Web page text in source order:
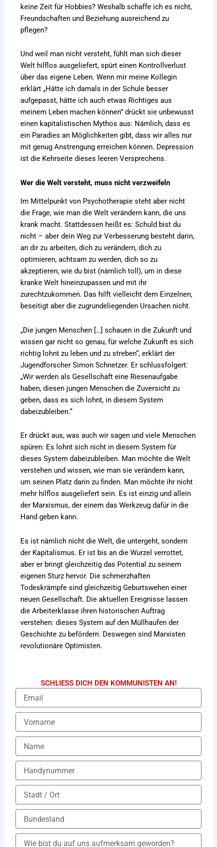
keine Zeit für Hobbies? Weshalb schaffe ich es nicht,
Freundschaften und Beziehung ausreichend zu
pflegen?
Und weil man nicht versteht, fühlt man sich dieser
Welt hilflos ausgeliefert, spürt einen Kontrollverlust
über das eigene Leben. Wenn mir meine Kollegin
erklärt „Hätte ich damals in der Schule besser
aufgepasst, hätte ich auch etwas Richtiges aus
meinem Leben machen können” drückt sie unbewusst
einen kapitalistischen Mythos aus: Nämlich, dass es
ein Paradies an Möglichkeiten gibt, dass wir alles nur
mit genug Anstrengung erreichen können. Depression
ist die Kehrseite dieses leeren Versprechens.
Wer die Welt versteht, muss nicht verzweifeln
Im Mittelpunkt von Psychotherapie steht aber nicht
die Frage, wie man die Welt verändern kann, die uns
krank macht. Stattdessen heißt es: Schuld bist du
nicht – aber dein Weg zur Verbesserung besteht darin,
an dir zu arbeiten, dich zu verändern, dich zu
optimieren, achtsam zu werden, dich so zu
akzeptieren, wie du bist (nämlich toll), um in diese
kranke Welt hineinzupassen und mit ihr
zurechtzukommen. Das hilft vielleicht dem Einzelnen,
beseitigt aber die zugrundeliegenden Ursachen nicht.
„Die jungen Menschen […] schauen in die Zukunft und
wissen gar nicht so genau, für welche Zukunft es sich
richtig lohnt zu leben und zu streben“, erklärt der
Jugendforscher Simon Schnetzer. Er schlussfolgert:
„Wir werden als Gesellschaft eine Riesenaufgabe
haben, diesen jungen Menschen die Zuversicht zu
geben, dass es sich lohnt, in diesem System
dabeizubleiben.“
Er drückt aus, was auch wir sagen und viele Menschen
spüren: Es lohnt sich nicht in diesem System für
dieses System dabeizubleiben. Man möchte die Welt
verstehen und wissen, wie man sie verändern kann,
um seinen Platz darin zu finden. Man möchte ihr nicht
mehr hilflos ausgeliefert sein. Es ist einzig und allein
der Marxismus, der einem das Werkzeug dafür in die
Hand geben kann.
Es ist nämlich nicht die Welt, die untergeht, sondern
der Kapitalismus. Er ist bis an die Wurzel verrottet,
aber er bringt gleichzeitig das Potential zu seinem
eigenen Sturz hervor. Die schmerzhaften
Todeskrämpfe sind gleichzeitig Geburtswehen einer
neuen Gesellschaft. Die aktuellen Ereignisse lassen
die Arbeiterklasse ihren historischen Auftrag
verstehen: dieses System auf den Müllhaufen der
Geschichte zu befördern. Deswegen sind Marxisten
revolutionäre Optimisten.
SCHLIESS DICH DEN KOMMUNISTEN AN!